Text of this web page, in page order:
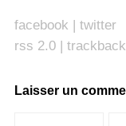
facebook | twitter
rss 2.0| trackback
Laisser un